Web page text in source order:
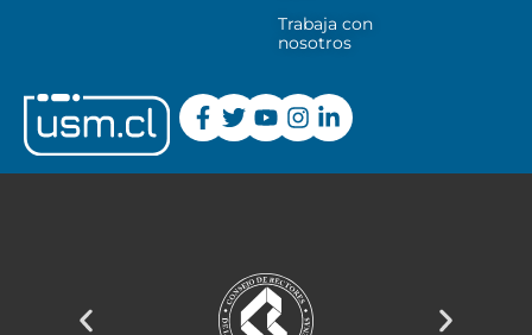
Trabaja con
nosotros